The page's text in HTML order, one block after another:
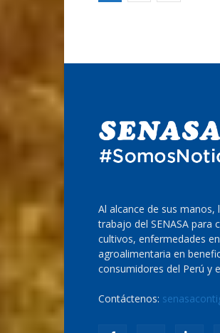
Al alcance de sus manos,
trabajo del SENASA para
cultivos, enfermedades
agroalimentaria en
consumidores del Perú y
Contáctenos: